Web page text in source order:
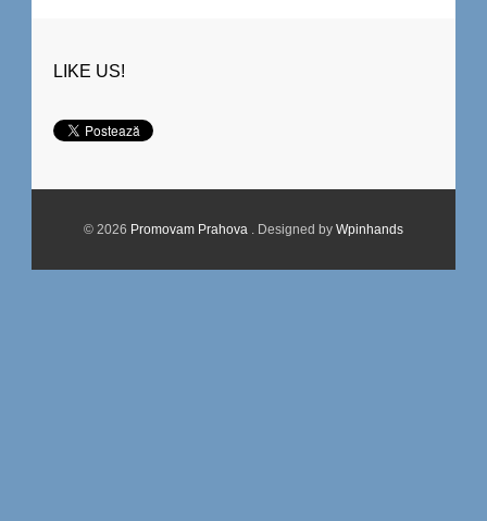
LIKE US!
© 2026 Promovam Prahova . Designed by Wpinhands